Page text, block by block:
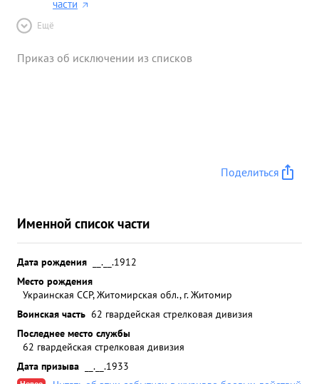
части
Ещё
Приказ об исключении из списков
Поделиться
Именной список части
Дата рождения
__.__.1912
Место рождения
Украинская ССР, Житомирская обл., г. Житомир
Воинская часть 62 гвардейская стрелковая дивизия
Последнее место службы
62 гвардейская стрелковая дивизия
Дата призыва
__.__.1933